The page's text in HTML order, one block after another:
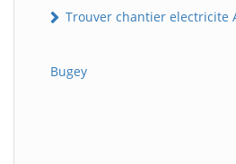
Trouver chantier electricite
Bugey